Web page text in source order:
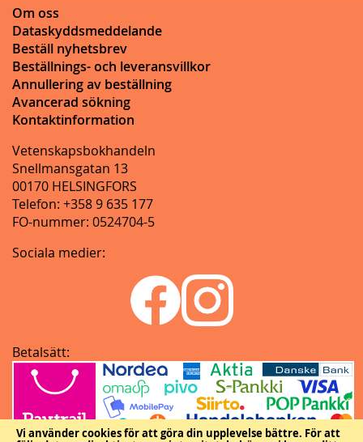
Vi använder cookies för att göra din upplevelse bättre. För att
Om oss
Dataskyddsmeddelande
Beställ nyhetsbrev
Beställnings- och leveransvillkor
Annullering av beställning
Avancerad sökning
Kontaktinformation
Vetenskapsbokhandeln
Snellmansgatan 13
00170 HELSINGFORS
Telefon: +358 9 635 177
FO-nummer: 0524704-5
Sociala medier:
Betalsätt: